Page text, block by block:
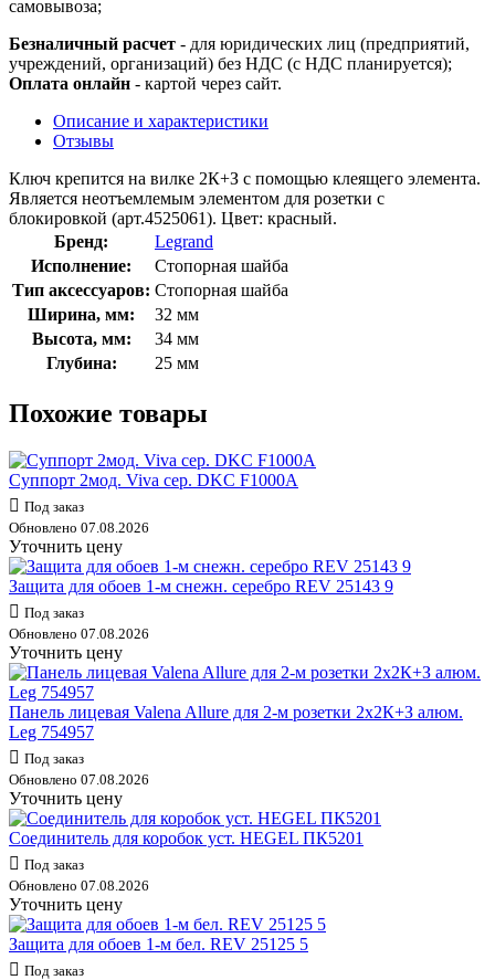
самовывоза;
Безналичный расчет - для юридических лиц (предприятий,
учреждений, организаций) без НДС (с НДС планируется);
Оплата онлайн - картой через сайт.
Описание и характеристики
Отзывы
Ключ крепится на вилке 2К+З с помощью клеящего элемента.
Является неотъемлемым элементом для розетки с
блокировкой (арт.4525061). Цвет: красный.
Бренд:
Legrand
Исполнение:
Стопорная шайба
Тип аксессуаров: Стопорная шайба
Ширина, мм:
32 мм
Высота, мм:
34 мм
Глубина:
25 мм
Похожие товары
Суппорт 2мод. Viva сер. DKC F1000A
Под заказ
Обновлено 07.08.2026
Уточнить цену
Защита для обоев 1-м снежн. серебро REV 25143 9
Под заказ
Обновлено 07.08.2026
Уточнить цену
Панель лицевая Valena Allure для 2-м розетки 2х2К+З алюм.
Leg 754957
Под заказ
Обновлено 07.08.2026
Уточнить цену
Соединитель для коробок уст. HEGEL ПК5201
Под заказ
Обновлено 07.08.2026
Уточнить цену
Защита для обоев 1-м бел. REV 25125 5
Под заказ